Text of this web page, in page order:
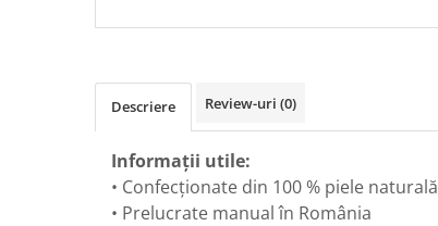
Descriere Review-uri (0)
Informații utile:
• Confecționate din 100 % piele naturală
• Prelucrate manual în România